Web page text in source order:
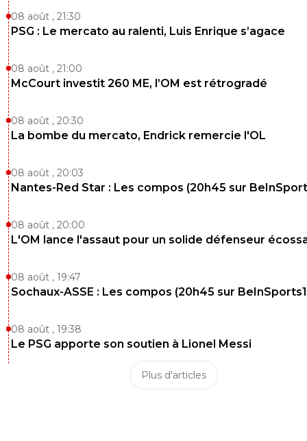
08 août , 21:30
PSG : Le mercato au ralenti, Luis Enrique s’agace
08 août , 21:00
McCourt investit 260 ME, l’OM est rétrogradé
08 août , 20:30
La bombe du mercato, Endrick remercie l'OL
08 août , 20:03
Nantes-Red Star : Les compos (20h45 sur
08 août , 20:00
L'OM lance l'assaut pour un solide défenseur
08 août , 19:47
Sochaux-ASSE : Les compos (20h45 sur
08 août , 19:38
Le PSG apporte son soutien à Lionel Messi
Plus d'articles